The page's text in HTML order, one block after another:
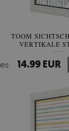
TOOM
VERTIKALE
14.99 EUR